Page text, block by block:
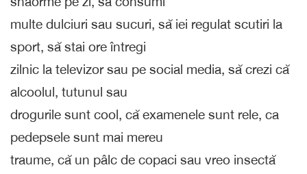
multe dulciuri sau sucuri, să iei regulat scutiri la
sport, să stai ore întregi
zilnic la televizor sau pe social media, să crezi că
alcoolul, tutunul sau
drogurile sunt cool, că examenele sunt rele, ca
pedepsele sunt mai mereu
traume, că un pâlc de copaci sau vreo insectă